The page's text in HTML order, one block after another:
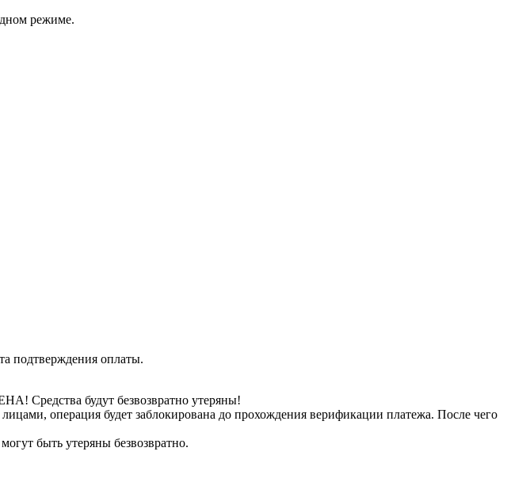
режиме.
подтверждения оплаты.
Средства будут безвозвратно утеряны!
операция будет заблокирована до прохождения верификации платежа. После чего
быть утеряны безвозвратно.